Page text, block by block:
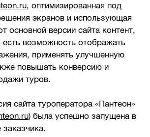
, оптимизированная под
экранов и использующая
основной версии сайта контент,
есть возможность отображать
применять улучшенную
повышать конверсию и
туров.
сайта туроператора «Пантеон»
) была успешно запущена в
заказчика.